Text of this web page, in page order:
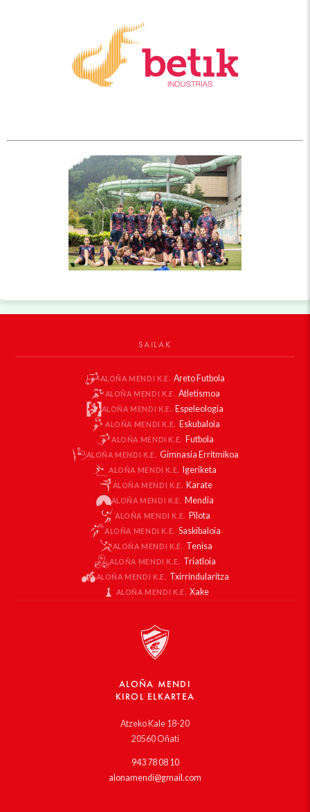
SAILAK
ALOÑA MENDI K.E. Areto Futbola
ALOÑA MENDI K.E. Atletismoa
ALOÑA MENDI K.E. Espeleologia
ALOÑA MENDI K.E. Eskubaloia
ALOÑA MENDI K.E. Futbola
ALOÑA MENDI K.E. Gimnasia Erritmikoa
ALOÑA MENDI K.E. Igeriketa
ALOÑA MENDI K.E. Karate
ALOÑA MENDI K.E. Mendia
ALOÑA MENDI K.E. Pilota
ALOÑA MENDI K.E. Saskibaloia
ALOÑA MENDI K.E. Tenisa
ALOÑA MENDI K.E. Triatloia
ALOÑA MENDI K.E. Txirrindularitza
ALOÑA MENDI K.E. Xake
ALOÑA MENDI
KIROL ELKARTEA
Atzeko Kale 18-20
20560 Oñati
943 78 08 10
alonamendi@gmail.com